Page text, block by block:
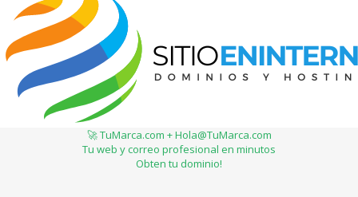
🚀 TuMarca.com + Hola@TuMarca.com
Tu web y correo profesional en minutos
Obten tu dominio!